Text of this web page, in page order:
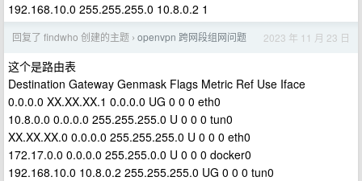
192.168.10.0 255.255.255.0 10.8.0.2 1
回复了 findwho 创建的主题 › openvpn 跨网段组网问题 2023 年 11 月 23 日
这个是路由表
Destination Gateway Genmask Flags Metric Ref Use Iface
0.0.0.0 XX.XX.XX.1 0.0.0.0 UG 0 0 0 eth0
10.8.0.0 0.0.0.0 255.255.255.0 U 0 0 0 tun0
XX.XX.XX.0 0.0.0.0 255.255.255.0 U 0 0 0 eth0
172.17.0.0 0.0.0.0 255.255.0.0 U 0 0 0 docker0
192.168.10.0 10.8.0.2 255.255.255.0 UG 0 0 0 tun0